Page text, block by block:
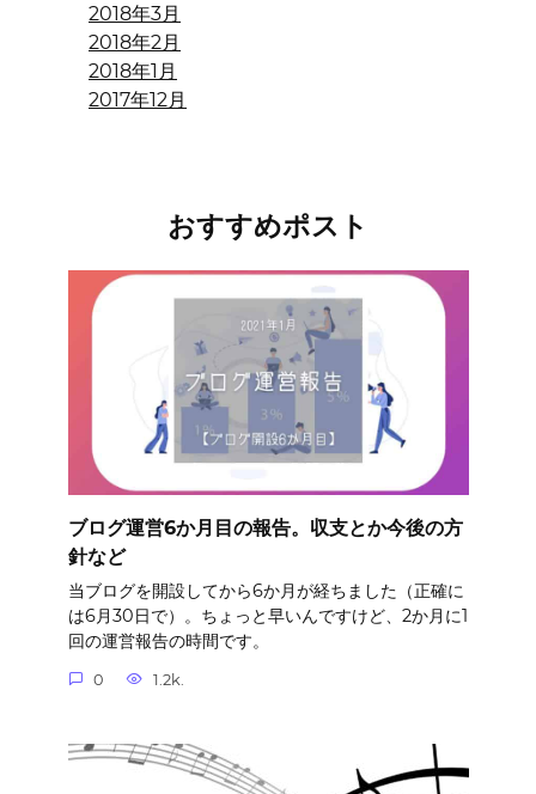
2018年3月
2018年2月
2018年1月
2017年12月
おすすめポスト
ブログ運営6か月目の報告。収支とか今後の方
針など
当ブログを開設してから6か月が経ちました（正確に
は6月30日で）。ちょっと早いんですけど、2か月に1
回の運営報告の時間です。
0 1.2k.